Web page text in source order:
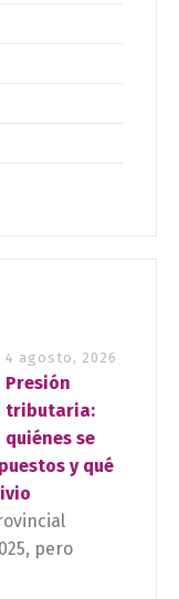
4 agosto, 2026
Presión
tributaria:
quiénes se
y qué
pero